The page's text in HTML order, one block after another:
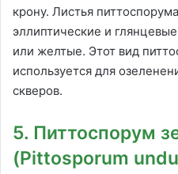
крону. Листья
эллиптические и
или желтые. Этот вид
используется для
скверов.
5. Питтоспорум
(Pittosporum